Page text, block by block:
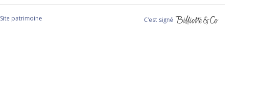
Site patrimoine C‘est signé